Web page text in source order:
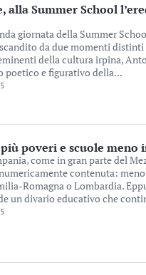
alla Summer School
giornata della Summer
da due momenti
della cultura irpina,
poetico e figurativo della...
poveri e scuole meno
come in gran parte del
contenuta:
Romagna o Lombardia.
un divario educativo che